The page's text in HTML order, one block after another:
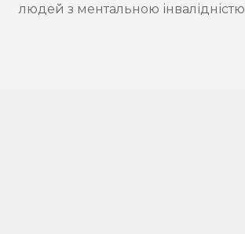
людей з ментальною інвалідністю